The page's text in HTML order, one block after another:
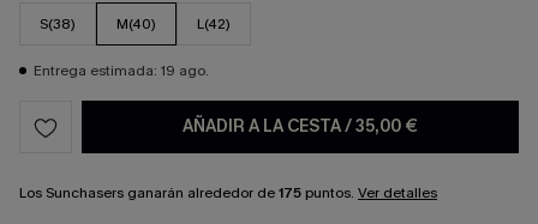
S(38) M(40) L(42)
Entrega estimada: 19 ago.
AÑADIR A LA CESTA/35,00 €
Los Sunchasers ganarán alrededor de175 puntos. Ver detalles